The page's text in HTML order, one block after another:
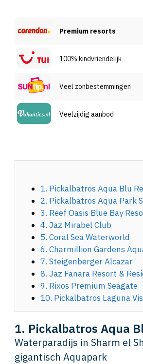
Premium resorts
100% kindvriendelijk
Veel zonbestemmingen
Veelzijdig aanbod
1. Pickalbatros Aqua Blu
2. Pickalbatros Aqua Park
3. Reef Oasis Blue Bay
4. Jaz Mirabel Club
5. Coral Sea Waterworld
6. Charmillion Gardens
7. Steigenberger Alcazar
8. Jaz Fanara Resort &
9. Rixos Premium Seagate
10. Pickalbatros Laguna
1. Pickalbatros Aqua
Waterparadijs in Sharm el
gigantisch Aquapark